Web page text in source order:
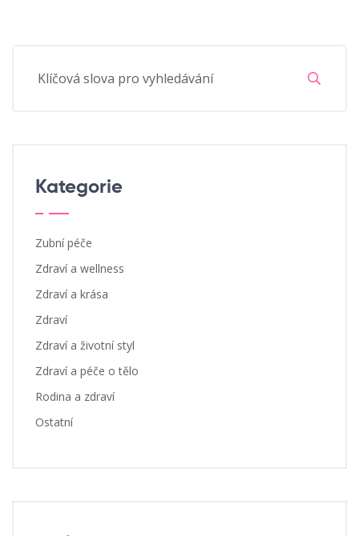
Kategorie
Zubní péče
Zdraví a wellness
Zdraví a krása
Zdraví
Zdraví a životní styl
Zdraví a péče o tělo
Rodina a zdraví
Ostatní